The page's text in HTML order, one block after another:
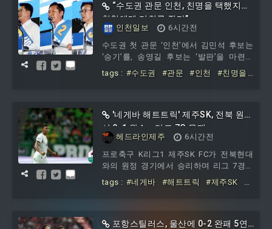
“수도권 관문 인천, 친명을 택했지만
친청에게 기회를 줬다”
인천일보
6시간전
수도권 첫 관문 ‘인천’에서 김민석 후보는
‘승기’를, 송영길 후보는 ‘발판’을 마련했
다. 정청래 후보는 다시 ‘도약’을 외치며 2
라운드 더불어민주당 제3차 정기전국당원
순회 경선을 치렀다.
tags : #수도권 #관문 #인천
#친명을
'네게바 해트트릭' 제주SK, 전북 원정
서 3-1 완승...리그 7G 무패
헤드라인제주
6시간전
프로축구 K리그1 제주SK FC가 전북현대
와의 원정 경기에서 승리하며 리그 7경기
에서 패하지 않는 좋은 분위기를 이어갔
다.제주SK는 8일 오후 8시 전주월드컵경
해트트릭 활약 속 3-1 승리를 거뒀다.제주
tags : #네게바 #해트트릭 #제주SK
포항스틸러스, 울산에 0-2 완패 5연